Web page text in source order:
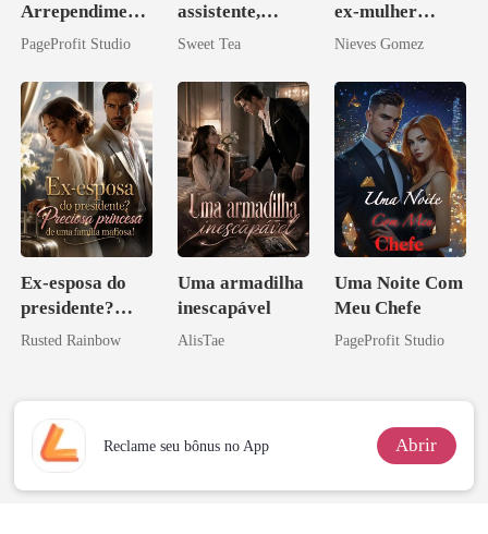
Arrependiment
o do Alfa: O
da Híbrida
PageProfit Studio
assistente,
minha esposa
Sweet Tea
ex-mulher
curvilínea
Nieves Gomez
Ex-esposa do
presidente?
Preciosa
mafiosa!
Rusted Rainbow
Uma armadilha
inescapável
AlisTae
Uma Noite Com
Meu Chefe
PageProfit Studio
Reclame seu bônus no App Abrir